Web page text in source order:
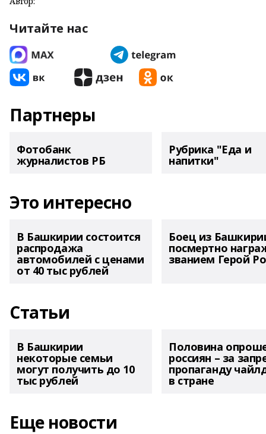
Читайте нас
Партнеры
Фотобанк
журналистов РБ
Рубрика "Еда и
напитки"
Это интересно
В Башкирии состоится
распродажа
автомобилей с ценами
от 40 тыс рублей
Боец из
посмертно
званием Герой
Статьи
В Башкирии
некоторые семьи
могут получить до 10
тыс рублей
Половина
россиян – за
пропаганду
в стране
Еще новости